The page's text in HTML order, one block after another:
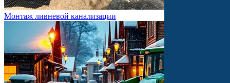
Монтаж ливневой канализации